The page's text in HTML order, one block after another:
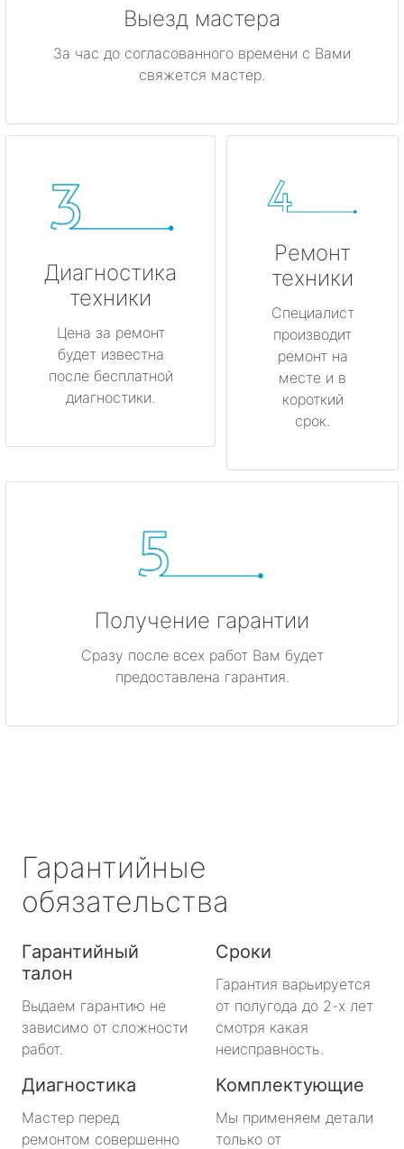
Выезд мастера
За час до согласованного времени с Вами
свяжется мастер.
Диагностика
техники
Цена за ремонт
будет известна
после бесплатной
диагностики.
Ремонт
техники
Специалист
производит
ремонт на
месте и в
короткий
срок.
Получение гарантии
Сразу после всех работ Вам будет
предоставлена гарантия.
Гарантийные
обязательства
Гарантийный
талон
Выдаем гарантию не
зависимо от сложности
работ.
Сроки
Гарантия варьируется
от полугода до 2-х лет
смотря какая
неисправность.
Диагностика
Мастер перед
ремонтом совершенно
Комплектующие
Мы применяем детали
только от